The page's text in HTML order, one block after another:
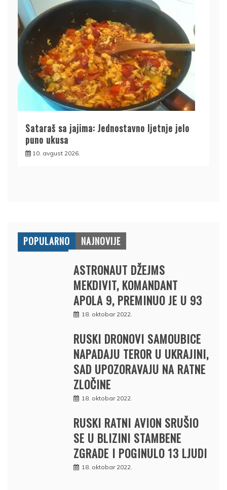
Sataraš sa jajima: Jednostavno ljetnje jelo
puno ukusa
10. avgust 2026.
POPULARNO NAJNOVIJE
ASTRONAUT DŽEJMS
MEKDIVIT, KOMANDANT
APOLA 9, PREMINUO JE U 93
18. oktobar 2022.
RUSKI DRONOVI SAMOUBICE
NAPADAJU TEROR U UKRAJINI,
SAD UPOZORAVAJU NA RATNE
ZLOČINE
18. oktobar 2022.
RUSKI RATNI AVION SRUŠIO
SE U BLIZINI STAMBENE
ZGRADE I POGINULO 13 LJUDI
18. oktobar 2022.